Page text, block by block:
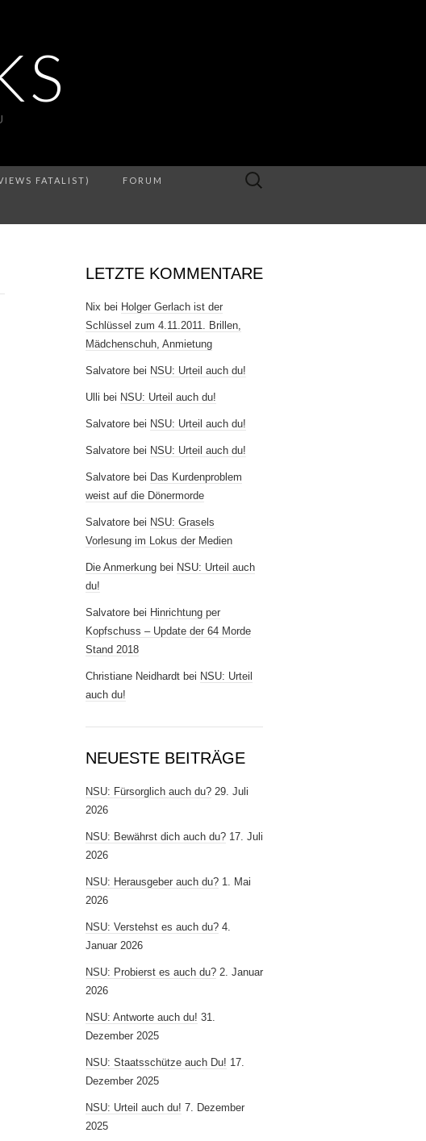
FATALIST) FORUM
Suche
LETZTE KOMMENTARE
Nix bei Holger Gerlach ist der
Schlüssel zum 4.11.2011. Brillen,
Mädchenschuh, Anmietung
Salvatore bei NSU: Urteil auch du!
Ulli bei NSU: Urteil auch du!
Salvatore bei NSU: Urteil auch du!
Salvatore bei NSU: Urteil auch du!
Salvatore bei Das Kurdenproblem
weist auf die Dönermorde
Salvatore bei NSU: Grasels
Vorlesung im Lokus der Medien
Die Anmerkung bei NSU: Urteil auch
du!
Salvatore bei Hinrichtung per
Kopfschuss – Update der 64 Morde
Stand 2018
Christiane Neidhardt bei NSU: Urteil
auch du!
NEUESTE BEITRÄGE
NSU: Fürsorglich auch du? 29. Juli
2026
NSU: Bewährst dich auch du? 17. Juli
2026
NSU: Herausgeber auch du? 1. Mai
2026
NSU: Verstehst es auch du? 4.
Januar 2026
NSU: Probierst es auch du? 2. Januar
2026
NSU: Antworte auch du! 31.
Dezember 2025
NSU: Staatsschütze auch Du! 17.
Dezember 2025
NSU: Urteil auch du! 7. Dezember
2025